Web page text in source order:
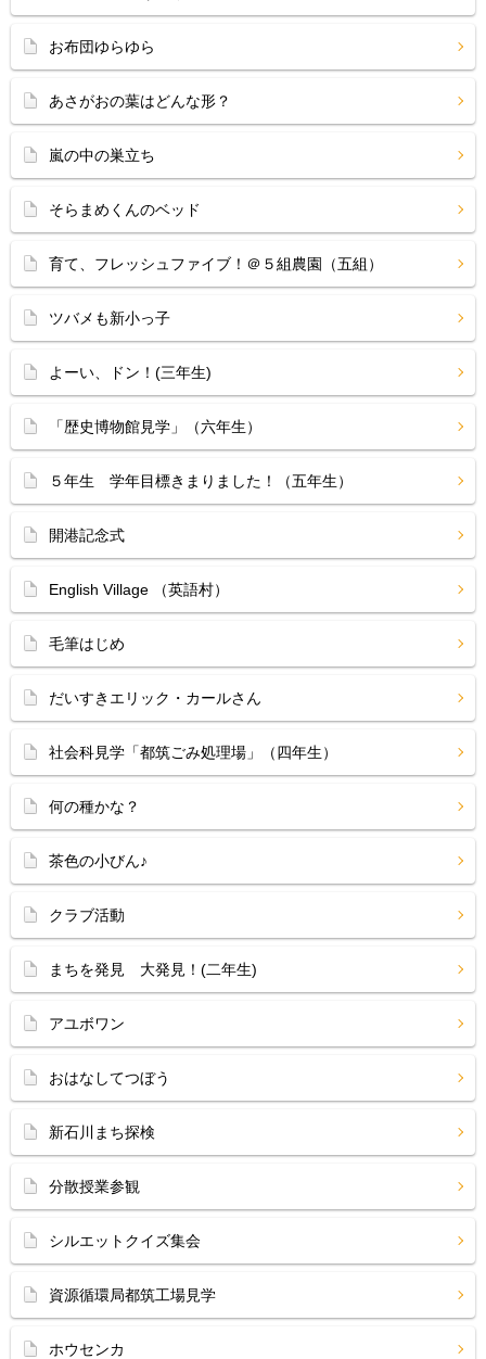
お布団ゆらゆら
あさがおの葉はどんな形？
嵐の中の巣立ち
そらまめくんのベッド
育て、フレッシュファイブ！＠５組農園（五組）
ツバメも新小っ子
よーい、ドン！(三年生)
「歴史博物館見学」（六年生）
５年生 学年目標きまりました！（五年生）
開港記念式
English Village （英語村）
毛筆はじめ
だいすきエリック・カールさん
社会科見学「都筑ごみ処理場」（四年生）
何の種かな？
茶色の小びん♪
クラブ活動
まちを発見 大発見！(二年生)
アユボワン
おはなしてつぼう
新石川まち探検
分散授業参観
シルエットクイズ集会
資源循環局都筑工場見学
ホウセンカ